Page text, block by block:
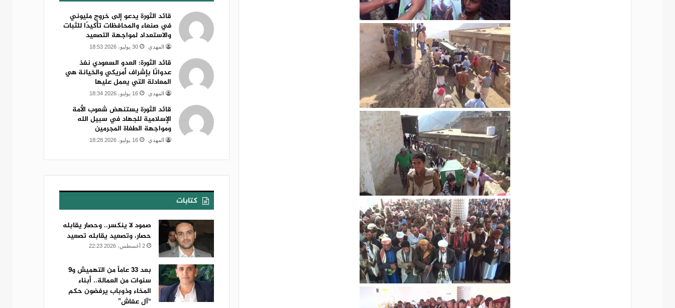
قائد الثورة يدعو إلى خروج مليوني
في صنعاء والمحافظات تأكيدًا للثبات
والاستعداد لمواجهة التصعيد
المهدي 30 يوليو، 2026 18:53
قائد الثورة: العدو السعودي نفذ
عدوانًا بإشراف أمريكي والخيانة هي
المعادلة التي يعمل عليها
المهدي 16 يوليو، 2026 18:34
قائد الثورة يستنهض شعوب الأمة
الإسلامية للجهاد في سبيل الله
ومواجهة الطغاة المجرمين
المهدي 16 يوليو، 2026 18:28
كتابات
صمود لا ينكسر.. وحصار يقابله
حصار، وتصعيد يقابله تصعيد
2 أغسطس، 2026 22:23
بعد 33 عاماً من التهميش و9
سنوات من العمالة.. أبناء
المخاء وذوباب يرفضون حكم
“آل عفاش”